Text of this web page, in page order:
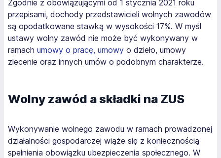
Zgodnie z obowiązującymi od 1 stycznia 2021 roku
przepisami, dochody przedstawicieli wolnych zawodów
są opodatkowane stawką w wysokości 17%. W myśl
ustawy wolny zawód nie może być wykonywany w
ramach umowy o pracę, umowy o dzieło, umowy
zlecenie oraz innych umów o podobnym charakterze.
Wolny zawód a składki na ZUS
Wykonywanie wolnego zawodu w ramach prowadzonej
działalności gospodarczej wiąże się z koniecznością
spełnienia obowiązku ubezpieczenia społecznego. W